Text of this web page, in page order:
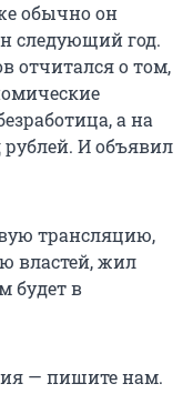
обычно он
следующий год.
отчитался о том,
а на
И объявил
трансляцию,
властей, жил
будет в
— пишите нам.